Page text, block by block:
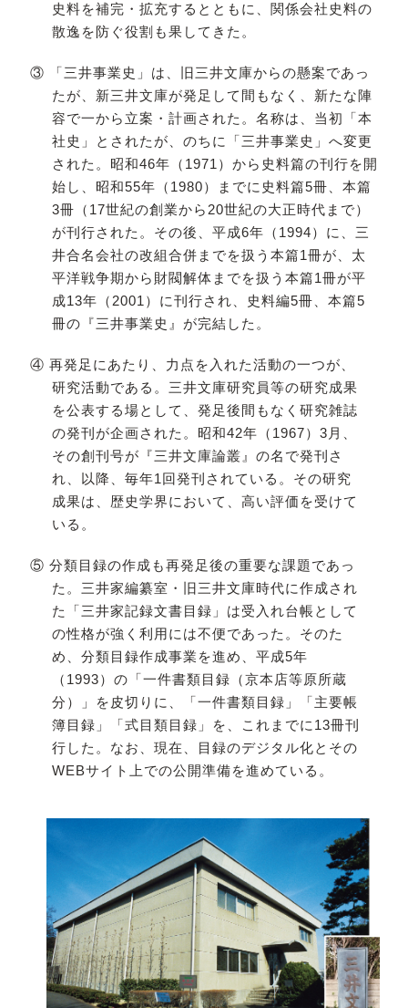
史料を補完・拡充するとともに、関係会社史料の
散逸を防ぐ役割も果してきた。
③ 「三井事業史」は、旧三井文庫からの懸案であっ
たが、新三井文庫が発足して間もなく、新たな陣
容で一から立案・計画された。名称は、当初「本
社史」とされたが、のちに「三井事業史」へ変更
された。昭和46年（1971）から史料篇の刊行を開
始し、昭和55年（1980）までに史料篇5冊、本篇
3冊（17世紀の創業から20世紀の大正時代まで）
が刊行された。その後、平成6年（1994）に、三
井合名会社の改組合併までを扱う本篇1冊が、太
平洋戦争期から財閥解体までを扱う本篇1冊が平
成13年（2001）に刊行され、史料編5冊、本篇5
冊の『三井事業史』が完結した。
④ 再発足にあたり、力点を入れた活動の一つが、
研究活動である。三井文庫研究員等の研究成果
を公表する場として、発足後間もなく研究雑誌
の発刊が企画された。昭和42年（1967）3月、
その創刊号が『三井文庫論叢』の名で発刊さ
れ、以降、毎年1回発刊されている。その研究
成果は、歴史学界において、高い評価を受けて
いる。
⑤ 分類目録の作成も再発足後の重要な課題であっ
た。三井家編纂室・旧三井文庫時代に作成され
た「三井家記録文書目録」は受入れ台帳として
の性格が強く利用には不便であった。そのた
め、分類目録作成事業を進め、平成5年
（1993）の「一件書類目録（京本店等原所蔵
分）」を皮切りに、「一件書類目録」「主要帳
簿目録」「式目類目録」を、これまでに13冊刊
行した。なお、現在、目録のデジタル化とその
WEBサイト上での公開準備を進めている。